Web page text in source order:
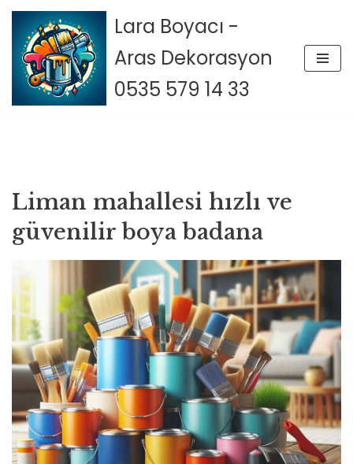
İçeriğe
geç
Lara Boyacı -
Aras Dekorasyon
0535 579 14 33
Liman mahallesi hızlı ve
güvenilir boya badana